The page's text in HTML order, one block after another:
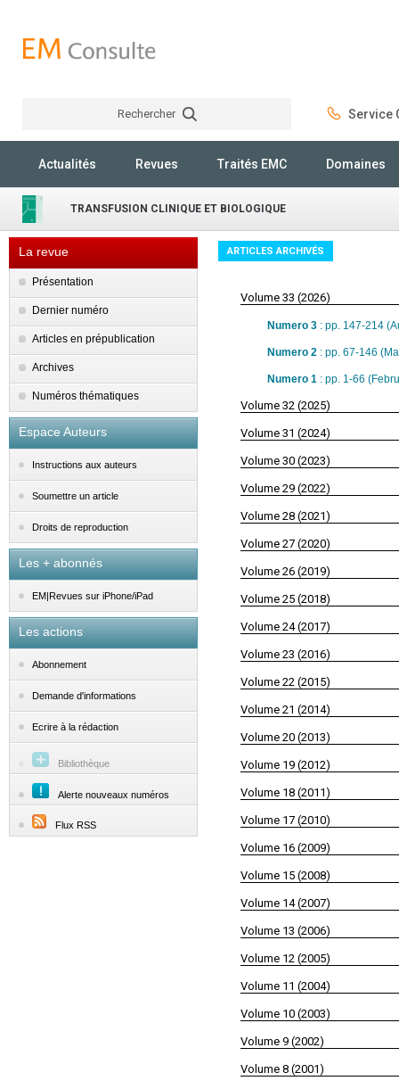
Rechercher Service
Actualités Revues Traités EMC Domaines
TRANSFUSION CLINIQUE ET BIOLOGIQUE
La revue
Présentation
Dernier numéro
Articles en prépublication
Archives
Numéros thématiques
Espace Auteurs
Instructions aux auteurs
Soumettre un article
Droits de reproduction
Les + abonnés
EM|Revues sur iPhone/iPad
Les actions
Abonnement
Demande d'informations
Ecrire à la rédaction
Bibliothèque
Alerte nouveaux numéros
Flux RSS
ARTICLES ARCHIVÉS
Volume 33 (2026)
Numero 3 : pp. 147-214
Numero 2 : pp. 67-146
Numero 1 : pp. 1-66
Volume 32 (2025)
Volume 31 (2024)
Volume 30 (2023)
Volume 29 (2022)
Volume 28 (2021)
Volume 27 (2020)
Volume 26 (2019)
Volume 25 (2018)
Volume 24 (2017)
Volume 23 (2016)
Volume 22 (2015)
Volume 21 (2014)
Volume 20 (2013)
Volume 19 (2012)
Volume 18 (2011)
Volume 17 (2010)
Volume 16 (2009)
Volume 15 (2008)
Volume 14 (2007)
Volume 13 (2006)
Volume 12 (2005)
Volume 11 (2004)
Volume 10 (2003)
Volume 9 (2002)
Volume 8 (2001)